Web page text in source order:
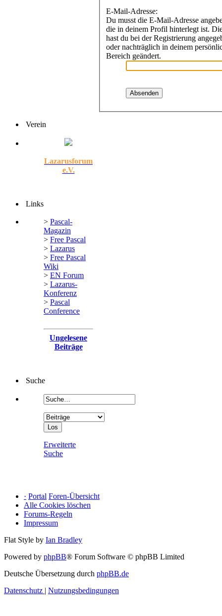
E-Mail-Adresse:
Du musst die E-Mail-Adresse
die in deinem Profil hinterlegt ist.
hast du bei der Registrierung
oder nachträglich in deinem
Bereich geändert.
Verein
Lazarusforum
e.V.
Links
> Pascal-
Magazin
> Free Pascal
> Lazarus
> Free Pascal
Wiki
> EN Forum
> Lazarus-
Konferenz
> Pascal
Conference
Ungelesene
Beiträge
Suche
Erweiterte
Suche
· Portal Foren-Übersicht
Alle Cookies löschen
Forums-Regeln
Impressum
Flat Style by Ian Bradley
Powered by phpBB® Forum Software © phpBB Limited
Deutsche Übersetzung durch phpBB.de
Datenschutz | Nutzungsbedingungen